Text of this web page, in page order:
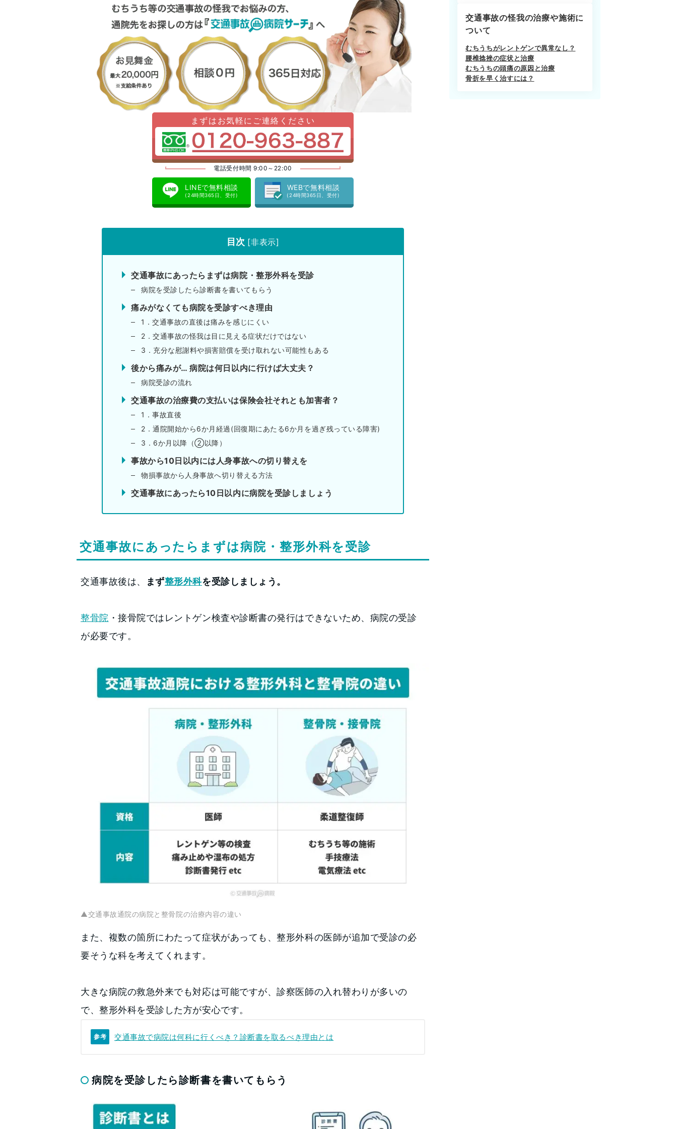
まずはお気軽にご連絡ください
電話受付時間 9:00～22:00
LINEで無料相談
(24時間365日、受付)
WEBで無料相談
(24時間365日、受付)
目次 [非表示]
交通事故にあったらまずは病院・整形外科を受診
病院を受診したら診断書を書いてもらう
痛みがなくても病院を受診すべき理由
1．交通事故の直後は痛みを感じにくい
2．交通事故の怪我は目に見える症状だけではない
3．充分な慰謝料や損害賠償を受け取れない可能性もある
後から痛みが… 病院は何日以内に行けば大丈夫？
病院受診の流れ
交通事故の治療費の支払いは保険会社それとも加害者？
1．事故直後
2．通院開始から6か月経過(回復期にあたる6か月を過ぎ残っている障害)
3．6か月以降（②以降）
事故から10日以内には人身事故への切り替えを
物損事故から人身事故へ切り替える方法
交通事故にあったら10日以内に病院を受診しましょう
交通事故にあったらまずは病院・整形外科を受診
交通事故後は、 まず整形外科を受診しましょう。
整骨院 ・接骨院ではレントゲン検査や診断書の発行はできないため、病院の受診
が必要です。
▲交通事故通院の病院と整骨院の治療内容の違い
また、複数の箇所にわたって症状があっても、整形外科の医師が追加で受診の必
要そうな科を考えてくれます。
大きな病院の救急外来でも対応は可能ですが、診察医師の入れ替わりが多いの
で、整形外科を受診した方が安心です。
参考 交通事故で病院は何科に行くべき？診断書を取るべき理由とは
病院を受診したら診断書を書いてもらう
交通事故の怪我の治療や施術に
ついて
むちうちがレントゲンで異常なし？
腰椎捻挫の症状と治療
むちうちの頭痛の原因と治療
骨折を早く治すには？